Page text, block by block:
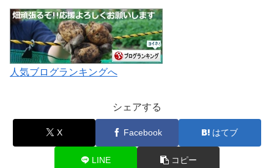
人気ブログランキングへ
シェアする
X Facebook はてブ
LINE コピー